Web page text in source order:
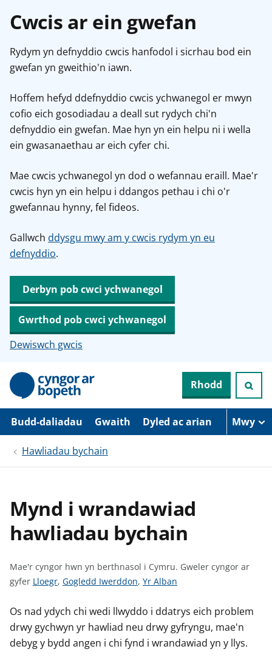
Cwcis ar ein gwefan
Rydym yn defnyddio cwcis hanfodol i sicrhau bod ein
gwefan yn gweithio'n iawn.
Hoffem hefyd ddefnyddio cwcis ychwanegol er mwyn
cofio eich gosodiadau a deall sut rydych chi'n
defnyddio ein gwefan. Mae hyn yn ein helpu ni i wella
ein gwasanaethau ar eich cyfer chi.
Mae cwcis ychwanegol yn dod o wefannau eraill. Mae'r
cwcis hyn yn ein helpu i ddangos pethau i chi o'r
gwefannau hynny, fel fideos.
Gallwch ddysgu mwy am y cwcis rydym yn eu
defnyddio.
Derbyn pob cwci ychwanegol
Gwrthod pob cwci ychwanegol
Dewiswch gwcis
N
d
r
w
Rhodd
Budd-daliadau Gwaith Dyled ac arian Mwy
Hawliadau bychain
Mynd i wrandawiad
hawliadau bychain
Mae'r cyngor hwn yn berthnasol i Cymru. Gweler cyngor ar
gyfer G
e
e
Lloegr, G
e
l
e
Gogledd Iwerddon, G
e
l
e
Yr Alban
Os nad ydych chi wedi llwyddo i ddatrys eich problem
drwy gychwyn yr hawliad neu drwy gyfryngu, mae'n
debyg y bydd angen i chi fynd i wrandawiad yn y llys.